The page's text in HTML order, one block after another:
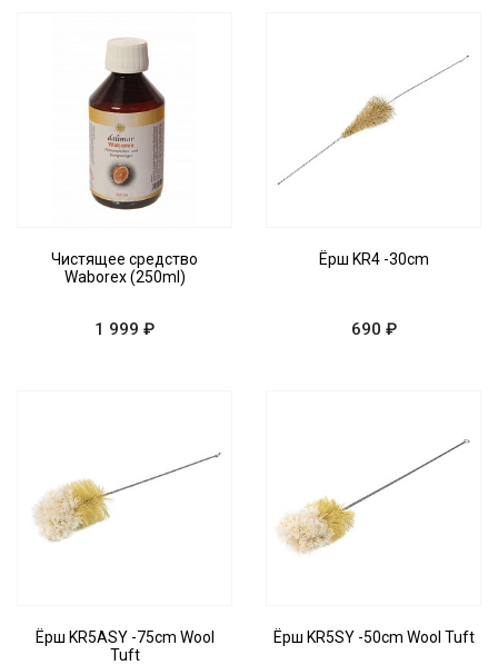
Чистящее средство
Waborex (250ml)
1 999 ₽
Ёрш KR4 -30cm
690 ₽
Ёрш KR5ASY -75cm Wool
Tuft
Ёрш KR5SY -50cm Wool Tuft